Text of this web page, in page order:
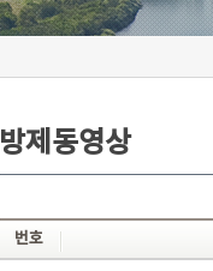
방제동영상
번호